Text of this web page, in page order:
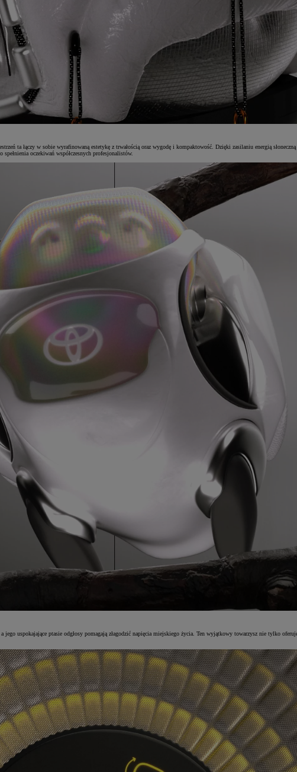
ta łączy w sobie wyrafinowaną estetykę z trwałością oraz wygodę i kompaktowość. Dzięki zasilaniu energią
oczekiwań współczesnych profesjonalistów.
uspokajające ptasie odgłosy pomagają złagodzić napięcia miejskiego życia. Ten wyjątkowy towarzysz nie tylko